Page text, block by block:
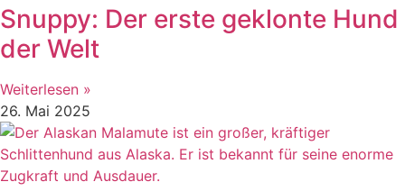
Snuppy: Der erste geklonte Hund
der Welt
Weiterlesen »
26. Mai 2025